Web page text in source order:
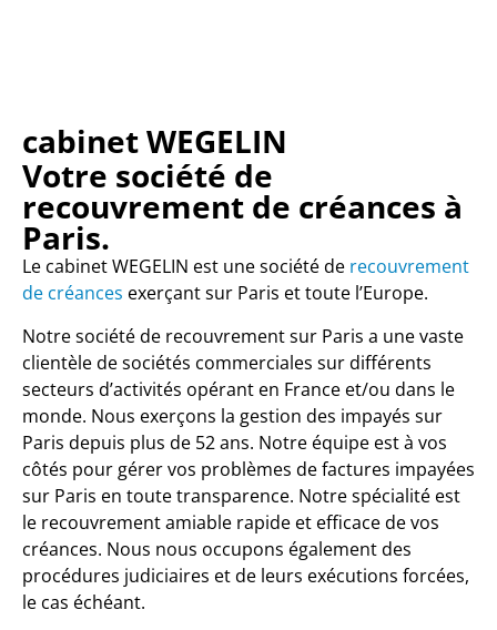
cabinet WEGELIN
Votre société de
recouvrement de créances à
Paris.
Le cabinet WEGELIN est une société de recouvrement
de créances exerçant sur Paris et toute l’Europe.
Notre société de recouvrement sur Paris a une vaste
clientèle de sociétés commerciales sur différents
secteurs d’activités opérant en France et/ou dans le
monde. Nous exerçons la gestion des impayés sur
Paris depuis plus de 52 ans. Notre équipe est à vos
côtés pour gérer vos problèmes de factures impayées
sur Paris en toute transparence. Notre spécialité est
le recouvrement amiable rapide et efficace de vos
créances. Nous nous occupons également des
procédures judiciaires et de leurs exécutions forcées,
le cas échéant.